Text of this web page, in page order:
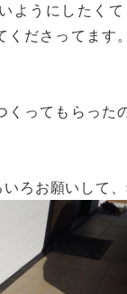
ようにしたく
くださってま
くってもらっ
ろお願いして